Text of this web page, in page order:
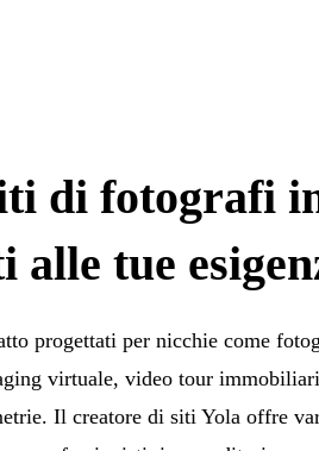
di fotografi
alle tue
progettati per nicchie come
virtuale, video tour
Il creatore di siti Yola offre